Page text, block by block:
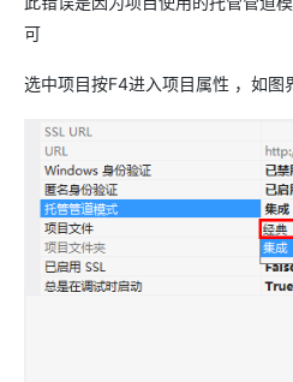
可
选中项目按F4进入项目属性 ，如图